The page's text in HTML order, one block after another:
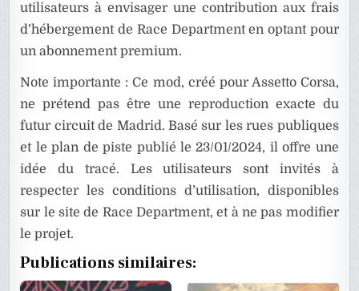
utilisateurs à envisager une contribution aux frais
d’hébergement de Race Department en optant pour
un abonnement premium.
Note importante : Ce mod, créé pour Assetto Corsa,
ne prétend pas être une reproduction exacte du
futur circuit de Madrid. Basé sur les rues publiques
et le plan de piste publié le 23/01/2024, il offre une
idée du tracé. Les utilisateurs sont invités à
respecter les conditions d’utilisation, disponibles
sur le site de Race Department, et à ne pas modifier
le projet.
Publications similaires: